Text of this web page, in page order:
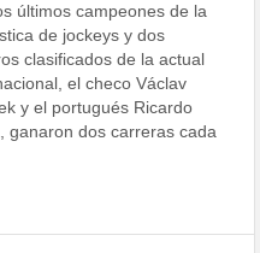
últimos campeones de la
de jockeys y dos
clasificados de la actual
el checo Václav
y el portugués Ricardo
ganaron dos carreras cada